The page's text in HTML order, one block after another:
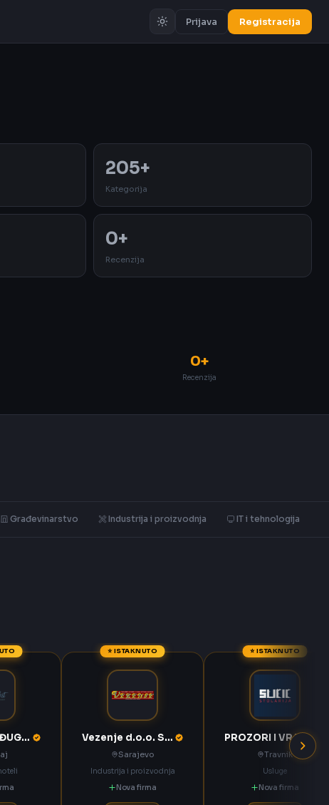
Prijava Registracija
205+
Kategorija
0+
Recenzija
0+
Recenzija
Građevinarstvo Industrija i proizvodnja IT i tehnologija
KOMPAS MEĐUGORJE d.d. Međugorje
⭐ ISTAKNUTO
Vezenje d.o.o. Sarajevo
Sarajevo
Industrija i proizvodnja
Nova firma
⭐ ISTAKNUTO
PROZORI I VRATA Sučić Nova Bila
Travnik
Usluge
Nova firma